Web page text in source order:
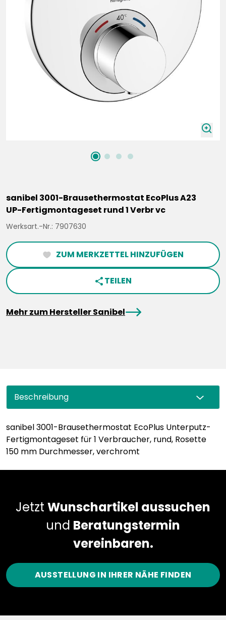
zoomIn
sanibel 3001-Brausethermostat EcoPlus A23
UP-Fertigmontageset rund 1 Verbr vc
Werksart.-Nr.: 7907630
heartFilled ZUM MERKZETTEL HINZUFÜGEN
share TEILEN
Mehr zum Hersteller SanibelarrowRight
Beschreibung
sanibel 3001-Brausethermostat EcoPlus Unterputz-
Fertigmontageset für 1 Verbraucher, rund, Rosette
150 mm Durchmesser, verchromt
Jetzt Wunschartikel aussuchen
und Beratungstermin
vereinbaren.
AUSSTELLUNG IN IHRER NÄHE FINDEN